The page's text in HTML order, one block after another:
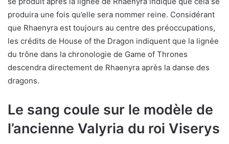
produira une fois qu’elle sera nommer reine. Considérant
que Rhaenyra est toujours au centre des préoccupations,
les crédits de House of the Dragon indiquent que la lignée
du trône dans la chronologie de Game of Thrones
descendra directement de Rhaenyra après la danse des
dragons.
Le sang coule sur le modèle de
l’ancienne Valyria du roi Viserys